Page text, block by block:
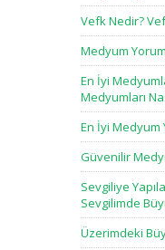
Vefk Nedir?
Medyum
En İyi
Medyumları
En İyi Medyum
Güvenilir
Sevgiliye
Sevgilimde
Üzerimdeki